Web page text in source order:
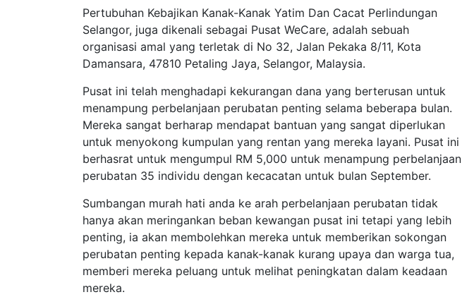
Pertubuhan Kebajikan Kanak-Kanak Yatim Dan Cacat Perlindungan
Selangor, juga dikenali sebagai Pusat WeCare, adalah sebuah
organisasi amal yang terletak di No 32, Jalan Pekaka 8/11, Kota
Damansara, 47810 Petaling Jaya, Selangor, Malaysia.
Pusat ini telah menghadapi kekurangan dana yang berterusan untuk
menampung perbelanjaan perubatan penting selama beberapa bulan.
Mereka sangat berharap mendapat bantuan yang sangat diperlukan
untuk menyokong kumpulan yang rentan yang mereka layani. Pusat ini
berhasrat untuk mengumpul RM 5,000 untuk menampung perbelanjaan
perubatan 35 individu dengan kecacatan untuk bulan September.
Sumbangan murah hati anda ke arah perbelanjaan perubatan tidak
hanya akan meringankan beban kewangan pusat ini tetapi yang lebih
penting, ia akan membolehkan mereka untuk memberikan sokongan
perubatan penting kepada kanak-kanak kurang upaya dan warga tua,
memberi mereka peluang untuk melihat peningkatan dalam keadaan
mereka.